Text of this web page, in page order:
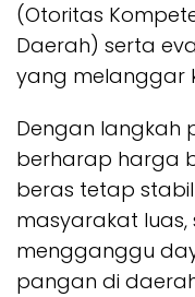
(Otoritas
Daerah) serta
yang melanggar
Dengan langkah
berharap harga
beras tetap
masyarakat
mengganggu
pangan di